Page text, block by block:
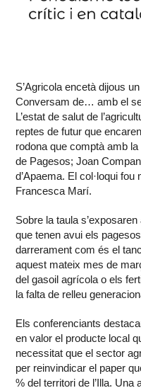
S’Agricola encetà dijous
Conversam de… amb el
L’estat de salut de
reptes de futur que
rodona que comptà amb
de Pagesos; Joan
d’Apaema. El col·loqui
Francesca Marí.
Sobre la taula
que tenen avui els
darrerament com és el
aquest mateix mes de
del gasoil agrícola o els
la falta de relleu
Els conferenciants
en valor el producte local
necessitat que el sector
per reinvindicar el paper
% del territori de l’Illa.